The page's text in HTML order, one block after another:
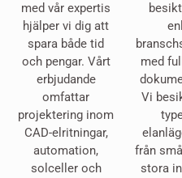
med vår expertis
hjälper vi dig att
spara både tid
och pengar. Vårt
erbjudande
omfattar
projektering inom
CAD-elritningar,
automation,
solceller och
med
Vi
från
stora